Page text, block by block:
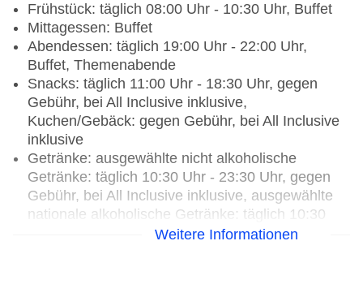
Frühstück: täglich 08:00 Uhr - 10:30 Uhr, Buffet
Mittagessen: Buffet
Abendessen: täglich 19:00 Uhr - 22:00 Uhr,
Buffet, Themenabende
Snacks: täglich 11:00 Uhr - 18:30 Uhr, gegen
Gebühr, bei All Inclusive inklusive,
Kuchen/Gebäck: gegen Gebühr, bei All Inclusive
inklusive
Getränke: ausgewählte nicht alkoholische
Getränke: täglich 10:30 Uhr - 23:30 Uhr, gegen
Gebühr, bei All Inclusive inklusive, ausgewählte
nationale alkoholische Getränke: täglich 10:30
Uhr - 23:30 Uhr, gegen Gebühr, bei All Inclusive
Weitere Informationen